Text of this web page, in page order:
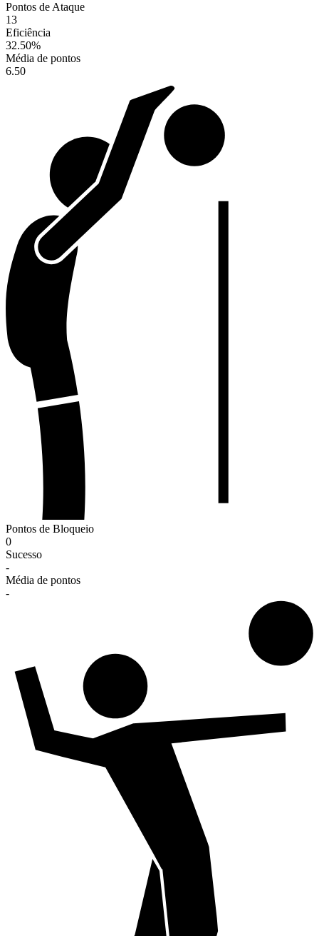
Pontos de Ataque
13
Eficiência
32.50%
Média de pontos
6.50
Pontos de Bloqueio
0
Sucesso
-
Média de pontos
-